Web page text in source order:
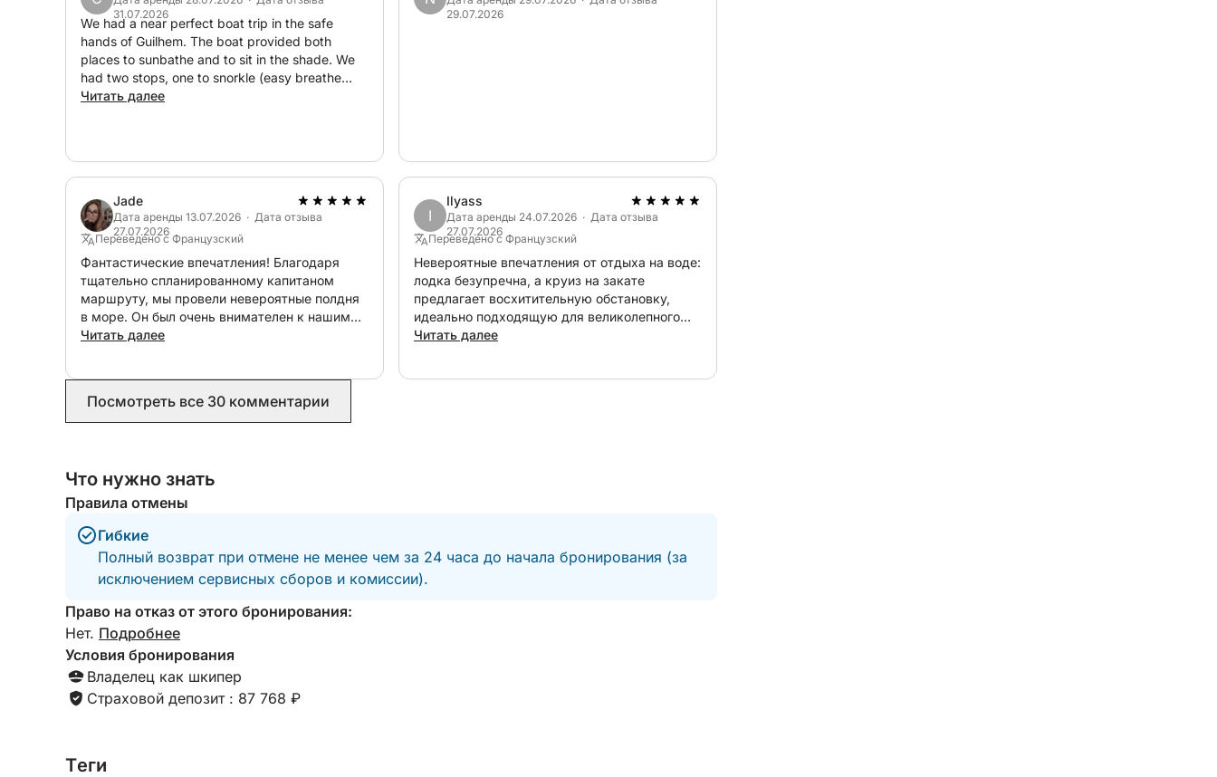
• Комфортабельные места для отдыха
• Безопасная и приятная лодка для круизов
Я могу адаптировать экскурсию под ваши предпочтения: круиз вдоль побережья
расслабленной атмосфере.
Топливо включено в стоимость аренды, поэтому никаких дополнительных расходов нет!
Для получения более подробной информации или планирования вашей экскурсии в
соответствии с вашими пожеланиями, пожалуйста, свяжитесь со мной через систему
сообщений Click&Boat. Я с удовольствием проконсультирую вас и покажу вам самые
красивые места в регионе.
До скорой встречи на борту! ⚓
31.07.2026
We had a near perfect boat trip in the safe
hands of Guilhem. The boat provided both
places to sunbathe and to sit in the shade. We
had two stops, one to snorkle (easy breathe
cyclopes were provided) and the next to just
Читать далее
29.07.2026
Jade
Дата аренды 13.07.2026 · Дата отзыва
27.07.2026
Переведено с Французский
Фантастические впечатления! Благодаря
тщательно спланированному капитаном
маршруту, мы провели невероятные полдня
в море. Он был очень внимателен к нашим
пожеланиям на протяжении всей поездки и
Читать далее
I
Ilyass
Дата аренды 24.07.2026 · Дата отзыва
27.07.2026
Переведено с Французский
Невероятные впечатления от отдыха на воде:
лодка безупречна, а круиз на закате
предлагает восхитительную обстановку,
идеально подходящую для великолепного
купания в волшебной атмосфере. Огромное
Читать далее
Посмотреть все 30 комментарии
Что нужно знать
Правила отмены
Гибкие
Полный возврат при отмене не менее чем за 24 часа до начала бронирования (за
исключением сервисных сборов и комиссии).
Право на отказ от этого бронирования:
Нет. Подробнее
Условия бронирования
Владелец как шкипер
Страховой депозит : 87 768 ₽
Tеги